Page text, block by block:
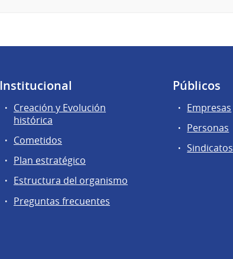
Institucional
Creación y Evolución
histórica
Cometidos
Plan estratégico
Estructura del organismo
Preguntas frecuentes
Públicos
Empresas
Personas
Sindicatos